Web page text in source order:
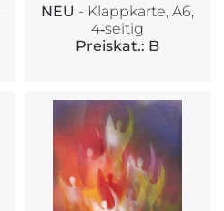
NEU - Klappkarte, A6,
4‑seitig
Preiskat.: B